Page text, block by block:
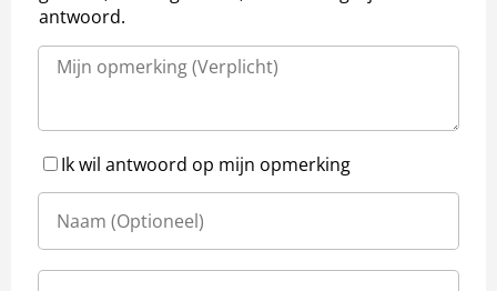
antwoord.
Ik wil antwoord op mijn opmerking